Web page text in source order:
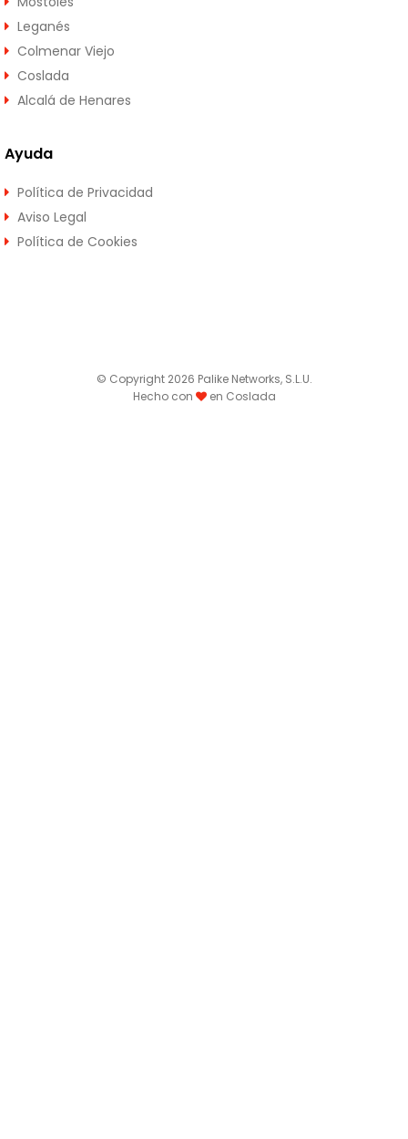
Leganés
Colmenar Viejo
Coslada
Alcalá de Henares
Ayuda
Política de Privacidad
Aviso Legal
Política de Cookies
© Copyright 2026 Palike Networks, S.L.U.
Hecho con
en Coslada